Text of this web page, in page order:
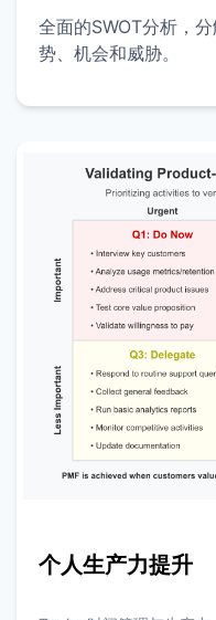
全面的SWOT分析，
势、机会和威胁。
个人生产力提升